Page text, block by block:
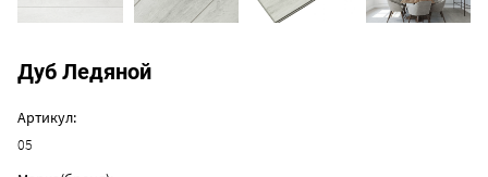
Дуб Ледяной
Артикул:
05